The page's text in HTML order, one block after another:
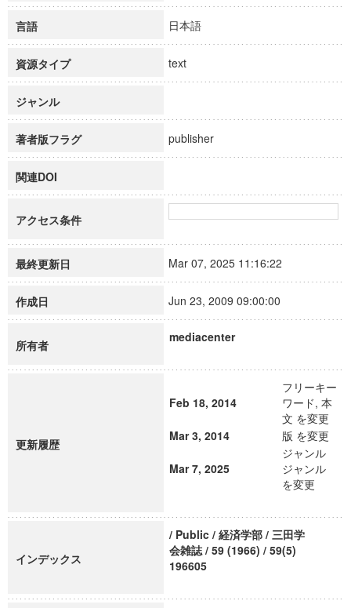
言語 日本語
資源タイプ text
ジャンル
著者版フラグ publisher
関連DOI
アクセス条件
最終更新日 Mar 07, 2025 11:16:22
作成日 Jun 23, 2009 09:00:00
所有者
mediacenter
更新履歴
Feb 18, 2014
フリーキー
ワード, 本
文 を変更
Mar 3, 2014
版 を変更
Mar 7, 2025
ジャンル
ジャンル
を変更
インデックス
/ Public / 経済学部 / 三田学
会雑誌 / 59 (1966) / 59(5)
196605